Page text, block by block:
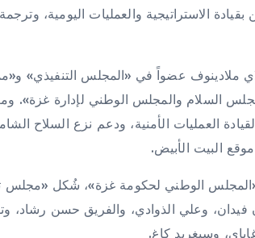
الاستراتيجية والعمليات اليومية،
ملادينوف عضواً في «المجلس التنفيذي»
السلام والمجلس الوطني لإدارة غزة».
العمليات الأمنية، ودعم نزع السلاح
البيت الأبيض.
الوطني لحكومة غزة»، شُكل «مجلس
وعلي الذوادي، والفريق حسن رشاد،
وسيغريد كاغ.